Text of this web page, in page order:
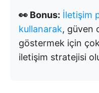
👀 Bonus: İletişim
kullanarak, güven
göstermek için
iletişim stratejisi